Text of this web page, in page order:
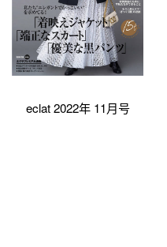
eclat 2022年 11月号